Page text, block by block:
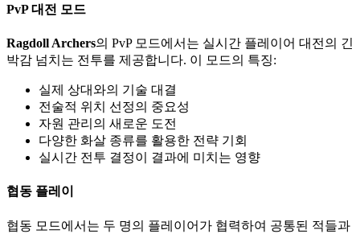
PvP 대전 모드
Ragdoll Archers의 PvP 모드에서는 실시간 플레이어 대전의 긴
박감 넘치는 전투를 제공합니다. 이 모드의 특징:
실제 상대와의 기술 대결
전술적 위치 선정의 중요성
자원 관리의 새로운 도전
다양한 화살 종류를 활용한 전략 기회
실시간 전투 결정이 결과에 미치는 영향
협동 플레이
협동 모드에서는 두 명의 플레이어가 협력하여 공통된 적들과